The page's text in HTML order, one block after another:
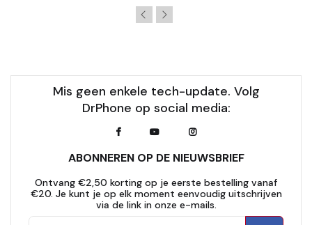
Mis geen enkele tech-update. Volg
DrPhone op social media:
ABONNEREN OP DE NIEUWSBRIEF
Ontvang €2,50 korting op je eerste bestelling vanaf
€20. Je kunt je op elk moment eenvoudig uitschrijven
via de link in onze e-mails.